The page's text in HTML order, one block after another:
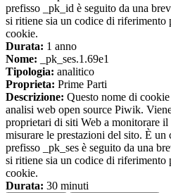
prefisso _pk_id è seguito da una
si ritiene sia un codice di
cookie.
Durata: 1 anno
Nome: _pk_ses.1.69e1
Tipologia: analitico
Proprieta: Prime Parti
Descrizione: Questo nome di
analisi web open source Piwik.
proprietari di siti Web a monitorare
misurare le prestazioni del sito. È
prefisso _pk_ses è seguito da una
si ritiene sia un codice di
cookie.
Durata: 30 minuti